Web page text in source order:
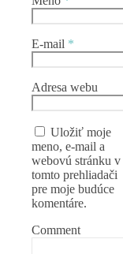
E-mail *
Adresa webu
Uložiť moje
meno, e-mail a
webovú stránku v
tomto prehliadači
pre moje budúce
komentáre.
Comment